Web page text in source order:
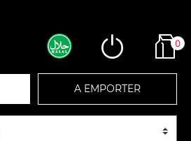
0
A EMPORTER